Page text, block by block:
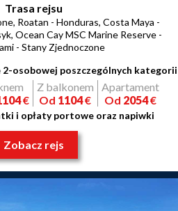
Trasa rejsu
Roatan - Honduras, Costa Maya -
Ocean Cay MSC Marine Reserve -
- Stany Zjednoczone
2-osobowej poszczególnych kategorii
€
Z balkonem
Od 1104€
Apartament
Od 2054€
i opłaty portowe oraz napiwki
Zobacz rejs